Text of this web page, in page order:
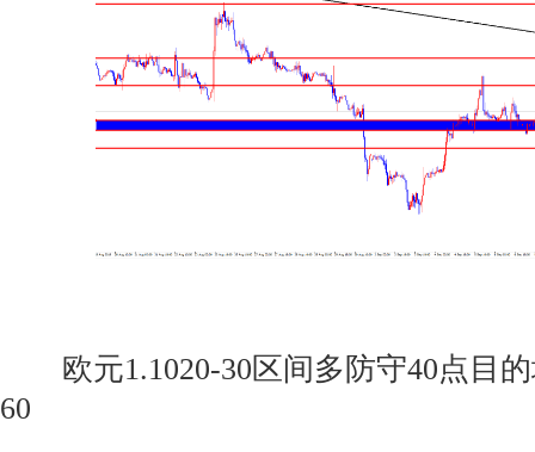
欧元1.1020-30区间多防守40点目的
60